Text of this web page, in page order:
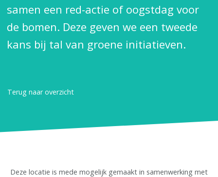
samen een red-actie of oogstdag voor
de bomen. Deze geven we een tweede
kans bij tal van groene initiatieven.
Terug naar overzicht
Deze locatie is mede mogelijk gemaakt in samenwerking met